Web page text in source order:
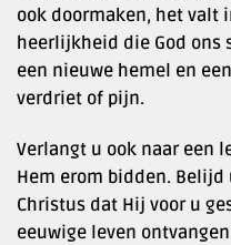
ook doormaken, het valt
heerlijkheid die God ons
een nieuwe hemel en
verdriet of pijn.
Verlangt u ook naar een
Hem erom bidden. Belijd
Christus dat Hij voor u
eeuwige leven